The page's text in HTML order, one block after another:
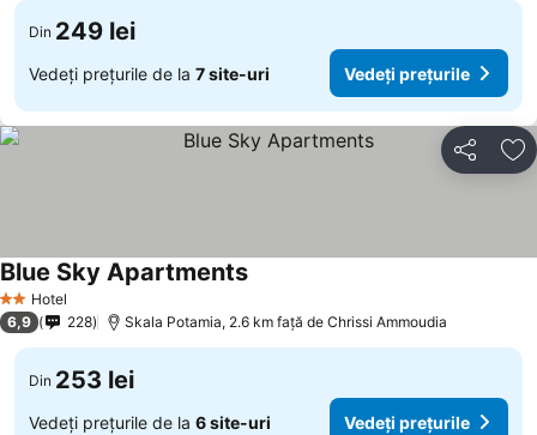
Din 249 lei
Vedeți prețurile de la 7 site-uri Vedeți prețurile
Distribuiți
2 SteleHotel
Blue Sky Apartments
6,9 228 Skala Potamia, 2.6 km faţă de Chrissi Ammoudia
Din 253 lei
Vedeți prețurile de la 6 site-uri Vedeți prețurile